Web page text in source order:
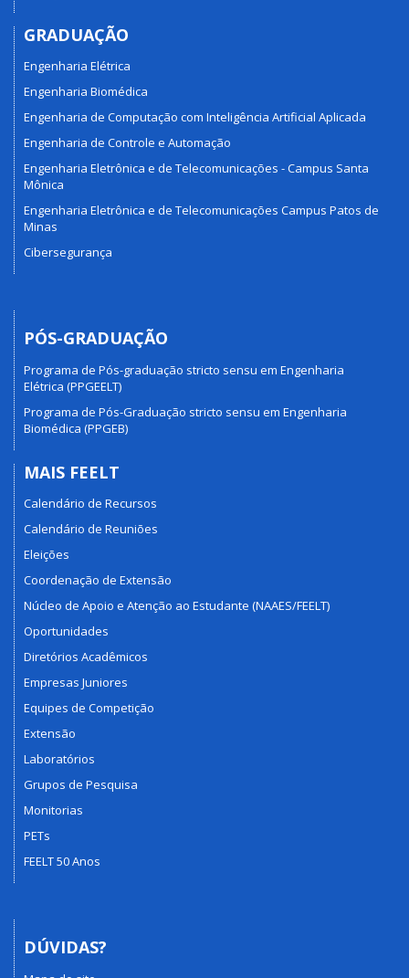
GRADUAÇÃO
Engenharia Elétrica
Engenharia Biomédica
Engenharia de Computação com Inteligência Artificial Aplicada
Engenharia de Controle e Automação
Engenharia Eletrônica e de Telecomunicações - Campus Santa
Mônica
Engenharia Eletrônica e de Telecomunicações Campus Patos de
Minas
Cibersegurança
PÓS-GRADUAÇÃO
Programa de Pós-graduação stricto sensu em Engenharia
Elétrica (PPGEELT)
Programa de Pós-Graduação stricto sensu em Engenharia
Biomédica (PPGEB)
MAIS FEELT
Calendário de Recursos
Calendário de Reuniões
Eleições
Coordenação de Extensão
Núcleo de Apoio e Atenção ao Estudante (NAAES/FEELT)
Oportunidades
Diretórios Acadêmicos
Empresas Juniores
Equipes de Competição
Extensão
Laboratórios
Grupos de Pesquisa
Monitorias
PETs
FEELT 50 Anos
DÚVIDAS?